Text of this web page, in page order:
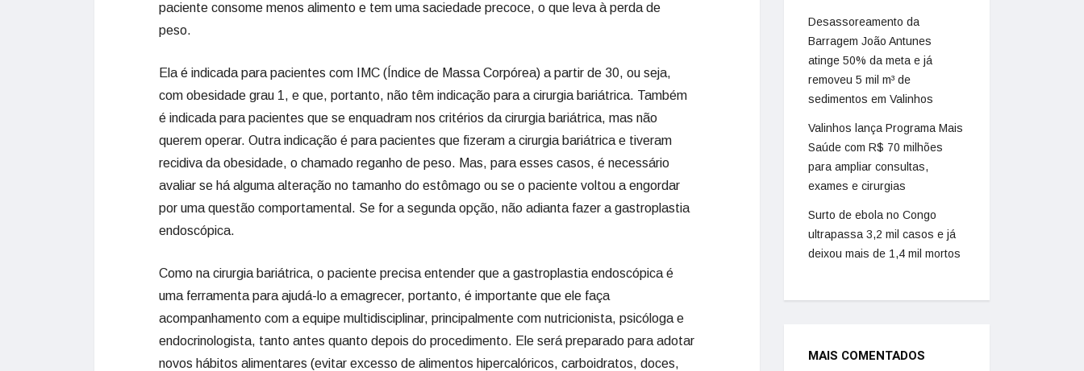
paciente consome menos alimento e tem uma saciedade precoce, o que leva à perda de
peso.
Ela é indicada para pacientes com IMC (Índice de Massa Corpórea) a partir de 30, ou seja,
com obesidade grau 1, e que, portanto, não têm indicação para a cirurgia bariátrica. Também
é indicada para pacientes que se enquadram nos critérios da cirurgia bariátrica, mas não
querem operar. Outra indicação é para pacientes que fizeram a cirurgia bariátrica e tiveram
recidiva da obesidade, o chamado reganho de peso. Mas, para esses casos, é necessário
avaliar se há alguma alteração no tamanho do estômago ou se o paciente voltou a engordar
por uma questão comportamental. Se for a segunda opção, não adianta fazer a gastroplastia
endoscópica.
Como na cirurgia bariátrica, o paciente precisa entender que a gastroplastia endoscópica é
uma ferramenta para ajudá-lo a emagrecer, portanto, é importante que ele faça
acompanhamento com a equipe multidisciplinar, principalmente com nutricionista, psicóloga e
endocrinologista, tanto antes quanto depois do procedimento. Ele será preparado para adotar
novos hábitos alimentares (evitar excesso de alimentos hipercalóricos, carboidratos, doces,
Desassoreamento da
Barragem João Antunes
atinge 50% da meta e já
removeu 5 mil m³ de
sedimentos em Valinhos
Valinhos lança Programa Mais
Saúde com R$ 70 milhões
para ampliar consultas,
exames e cirurgias
Surto de ebola no Congo
ultrapassa 3,2 mil casos e já
deixou mais de 1,4 mil mortos
MAIS COMENTADOS